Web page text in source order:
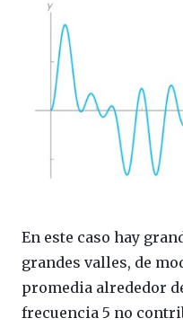
En este caso hay
grandes valles, de
promedia alrededor
frecuencia 5 no